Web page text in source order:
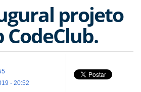
projeto
- 20:52